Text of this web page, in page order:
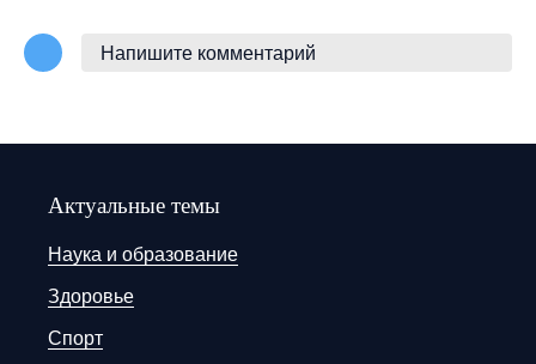
Напишите комментарий
Актуальные темы
Наука и образование
Здоровье
Спорт